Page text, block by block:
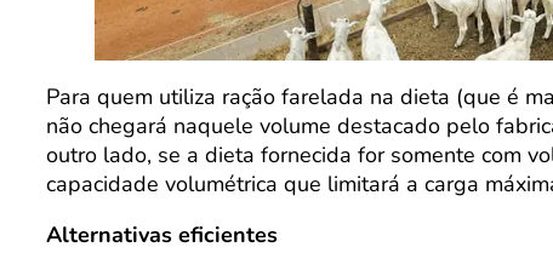
Para quem utiliza ração farelada na dieta (que é
não chegará naquele volume destacado pelo
outro lado, se a dieta fornecida for somente com
capacidade volumétrica que limitará a carga
Alternativas eficientes